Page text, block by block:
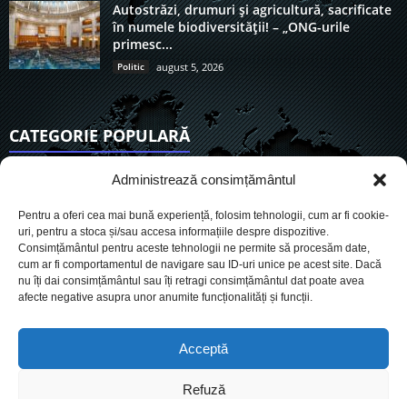
Administrează consimțământul
Pentru a oferi cea mai bună experiență, folosim tehnologii, cum ar fi cookie-
uri, pentru a stoca și/sau accesa informațiile despre dispozitive.
Consimțământul pentru aceste tehnologii ne permite să procesăm date,
cum ar fi comportamentul de navigare sau ID-uri unice pe acest site. Dacă
nu îți dai consimțământul sau îți retragi consimțământul dat poate avea
afecte negative asupra unor anumite funcționalități și funcții.
Acceptă
Refuză
Autostrăzi, drumuri și agricultură, sacrificate
în numele biodiversității! – „ONG-urile
primesc...
Politic august 5, 2026
CATEGORIE POPULARĂ
6890
Social
Politic
Economie
559